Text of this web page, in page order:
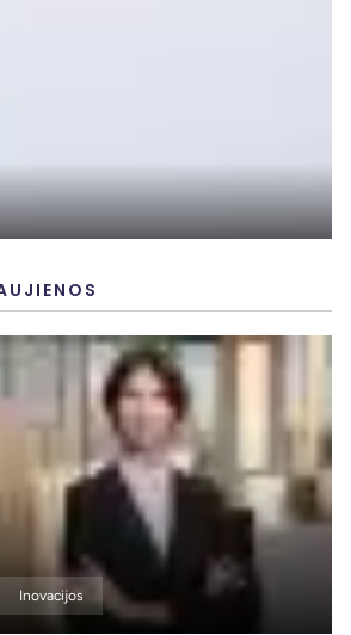
Inovacijos